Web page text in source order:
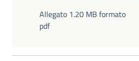
Allegato 1.20 MB formato
pdf